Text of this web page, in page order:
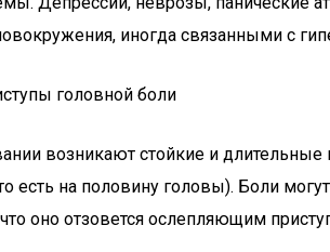
иногда связанными с
головной боли
возникают стойкие и
есть на половину головы). Боли
оно отзовется ослепляющим